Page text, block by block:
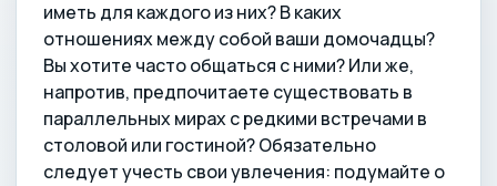
иметь для каждого из них? В каких
отношениях между собой ваши домочадцы?
Вы хотите часто общаться с ними? Или же,
напротив, предпочитаете существовать в
параллельных мирах с редкими встречами в
столовой или гостиной? Обязательно
следует учесть свои увлечения: подумайте о